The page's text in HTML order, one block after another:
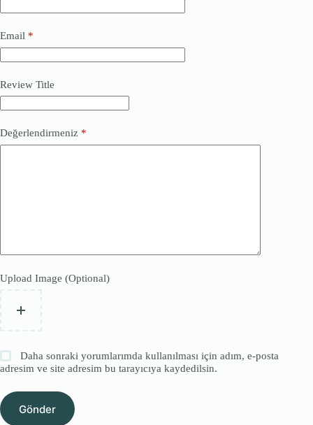
Email *
Review Title
Değerlendirmeniz *
Upload Image (Optional)
Daha sonraki yorumlarımda kullanılması için adım, e-posta
adresim ve site adresim bu tarayıcıya kaydedilsin.
Gönder